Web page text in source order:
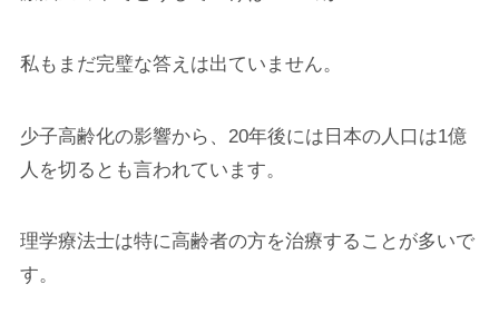
私もまだ完璧な答えは出ていません。
少子高齢化の影響から、20年後には日本の人口は1億
人を切るとも言われています。
理学療法士は特に高齢者の方を治療することが多いで
す。